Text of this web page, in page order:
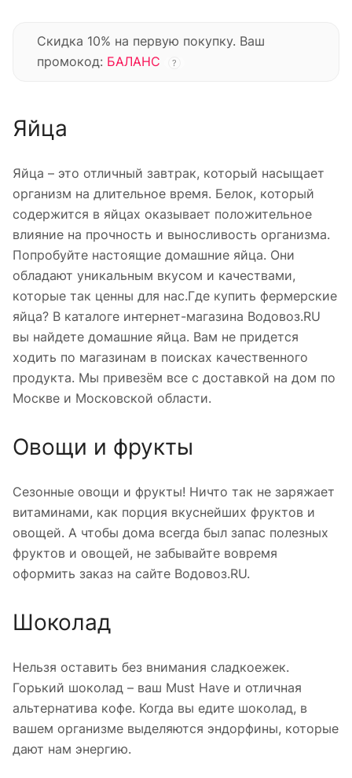
Скидка 10% на первую покупку. Ваш
промокод: БАЛАНС ?
Яйца
Яйца – это отличный завтрак, который насыщает
организм на длительное время. Белок, который
содержится в яйцах оказывает положительное
влияние на прочность и выносливость организма.
Попробуйте настоящие домашние яйца. Они
обладают уникальным вкусом и качествами,
которые так ценны для нас.Где купить фермерские
яйца? В каталоге интернет-магазина Водовоз.RU
вы найдете домашние яйца. Вам не придется
ходить по магазинам в поисках качественного
продукта. Мы привезём все с доставкой на дом по
Москве и Московской области.
Овощи и фрукты
Сезонные овощи и фрукты! Ничто так не заряжает
витаминами, как порция вкуснейших фруктов и
овощей. А чтобы дома всегда был запас полезных
фруктов и овощей, не забывайте вовремя
оформить заказ на сайте Водовоз.RU.
Шоколад
Нельзя оставить без внимания сладкоежек.
Горький шоколад – ваш Must Have и отличная
альтернатива кофе. Когда вы едите шоколад, в
вашем организме выделяются эндорфины, которые
дают нам энергию.